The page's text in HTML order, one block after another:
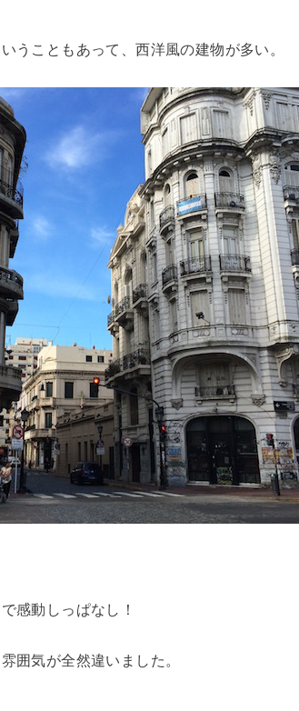
うこともあって、西洋風の建物が多い。
感動しっぱなし！
囲気が全然違いました。